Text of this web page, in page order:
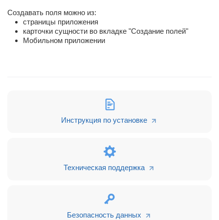
Создавать поля можно из:
страницы приложения
карточки сущности во вкладке "Создание полей"
Мобильном приложении
Инструкция по установке
Техническая поддержка
Безопасность данных